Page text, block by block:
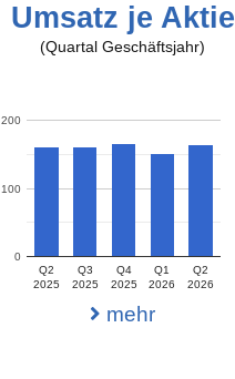
Umsatz je Aktie
(Quartal Geschäftsjahr)
Q2
2025
Q3
2025
Q4
2025
Q1
2026
Q2
2026
0
100
200
mehr